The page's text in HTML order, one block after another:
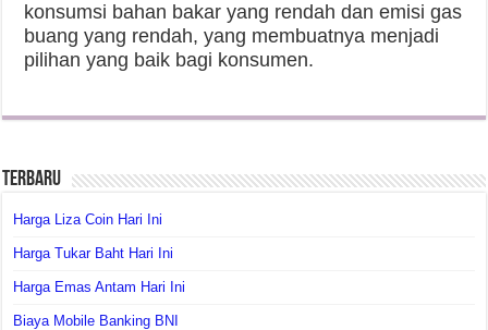
konsumsi bahan bakar yang rendah dan emisi gas
buang yang rendah, yang membuatnya menjadi
pilihan yang baik bagi konsumen.
Terbaru
Harga Liza Coin Hari Ini
Harga Tukar Baht Hari Ini
Harga Emas Antam Hari Ini
Biaya Mobile Banking BNI